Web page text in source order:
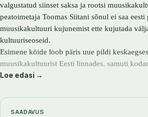
valgustatud siinset saksa ja rootsi
peatoimetaja Toomas Siitani sõnul ei saa eesti
muusikakultuuri kujunemist ette kujutada
kultuuriseoseid.
Esimene köide loob päris uue pildi
muusikakultuurist Eesti linnades, samuti
baltisaksa kogukonnas, muusikast kirikus,
et see on esimene kaasaegne terviklik
ilmudes pool sajandit pärast nõukogude-
Loe edasi →
SAADAVUS